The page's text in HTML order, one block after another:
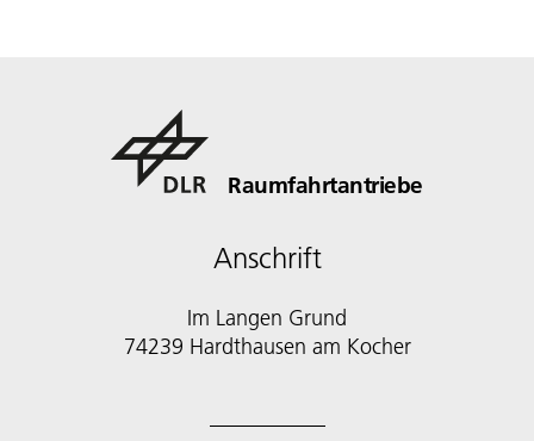
Raumfahrtantriebe
Anschrift
Im Langen Grund
74239 Hardthausen am Kocher